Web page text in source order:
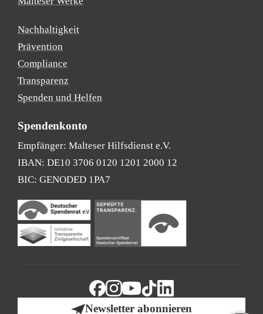
Nachhaltigkeit
Prävention
Compliance
Transparenz
Spenden und Helfen
Spendenkonto
Empfänger: Malteser Hilfsdienst e.V.
IBAN: DE10 3706 0120 1201 2000 12
BIC: GENODED 1PA7
Newsletter abonnieren